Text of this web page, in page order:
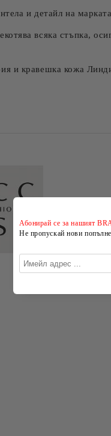
и детайл на
всяка стъпка,
и кравешка кожа
Абонирай се за нашият
Не пропускай нови